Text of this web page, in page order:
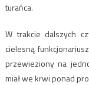
turańca.
W trakcie dalszych
cielesną
przewieziony na
miał we krwi ponad